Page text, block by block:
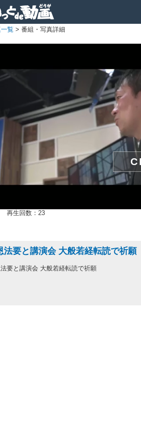
覧 > 番組・写真詳細
再生回数：23
法要と講演会 大般若経転読で祈願
要と講演会 大般若経転読で祈願